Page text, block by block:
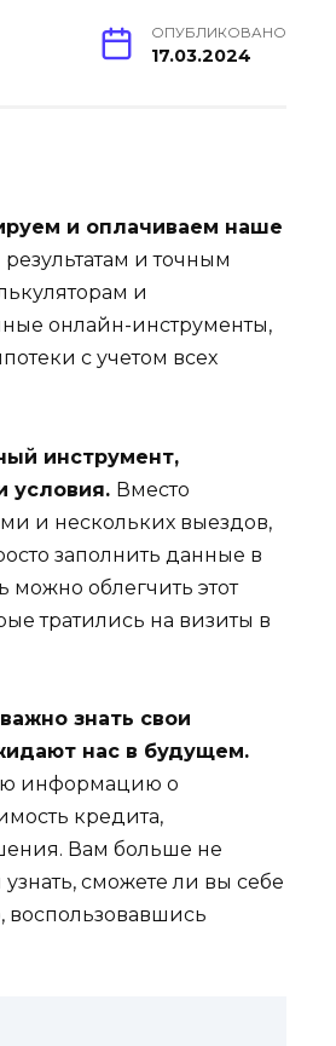
ОПУБЛИКОВАНО
17.03.2024
и оплачиваем наше
и точным
и
онлайн-инструменты,
с учетом всех
инструмент,
условия. Вместо
и нескольких выездов,
заполнить данные в
облегчить этот
тратились на визиты в
знать свои
нас в будущем.
информацию о
кредита,
Вам больше не
сможете ли вы себе
воспользовавшись